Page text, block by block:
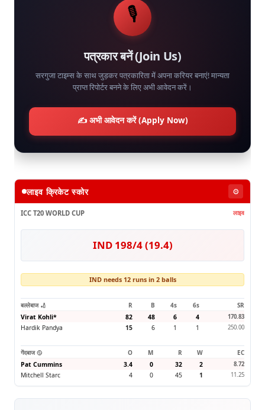
🎙️
पत्रकार बनें (Join Us)
सरगुजा टाइम्स के साथ जुड़कर पत्रकारिता में अपना करियर बनाएं! मान्यता
प्राप्त रिपोर्टर बनने के लिए अभी आवेदन करें।
✍️ अभी आवेदन करें (Apply Now)
लाइव क्रिकेट स्कोर ⚙️
ICC T20 WORLD CUP लाइव
IND 198/4 (19.4)
IND needs 12 runs in 2 balls
बल्लेबाज 🏏 R B 4s 6s
SR
Virat Kohli* 82 48 6 4 170.83
Hardik Pandya 15 6 1 1 250.00
गेंदबाज 🥎 O M R W
EC
Pat Cummins
3.4 0 32 2 8.72
Mitchell Starc 4 0 45 1 11.25